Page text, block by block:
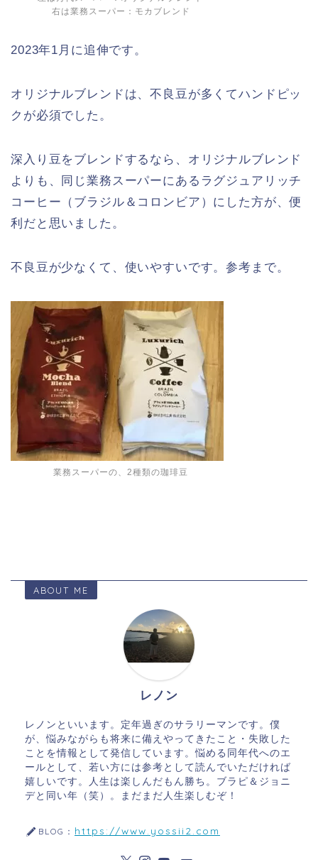
右は業務スーパー：モカブレンド
2023年1月に追伸です。
オリジナルブレンドは、不良豆が多くてハンドピッ
クが必須でした。
深入り豆をブレンドするなら、オリジナルブレンド
よりも、同じ業務スーパーにあるラグジュアリッチ
コーヒー（ブラジル＆コロンビア）にした方が、便
利だと思いました。
不良豆が少なくて、使いやすいです。参考まで。
業務スーパーの、2種類の珈琲豆
ABOUT ME
レノン
レノンといいます。定年過ぎのサラリーマンです。僕
が、悩みながらも将来に備えやってきたこと・失敗した
ことを情報として発信しています。悩める同年代へのエ
ールとして、若い方には参考として読んでいただければ
嬉しいです。人生は楽しんだもん勝ち。ブラピ＆ジョニ
デと同い年（笑）。まだまだ人生楽しむぞ！
BLOG： https://www.yossii2.com